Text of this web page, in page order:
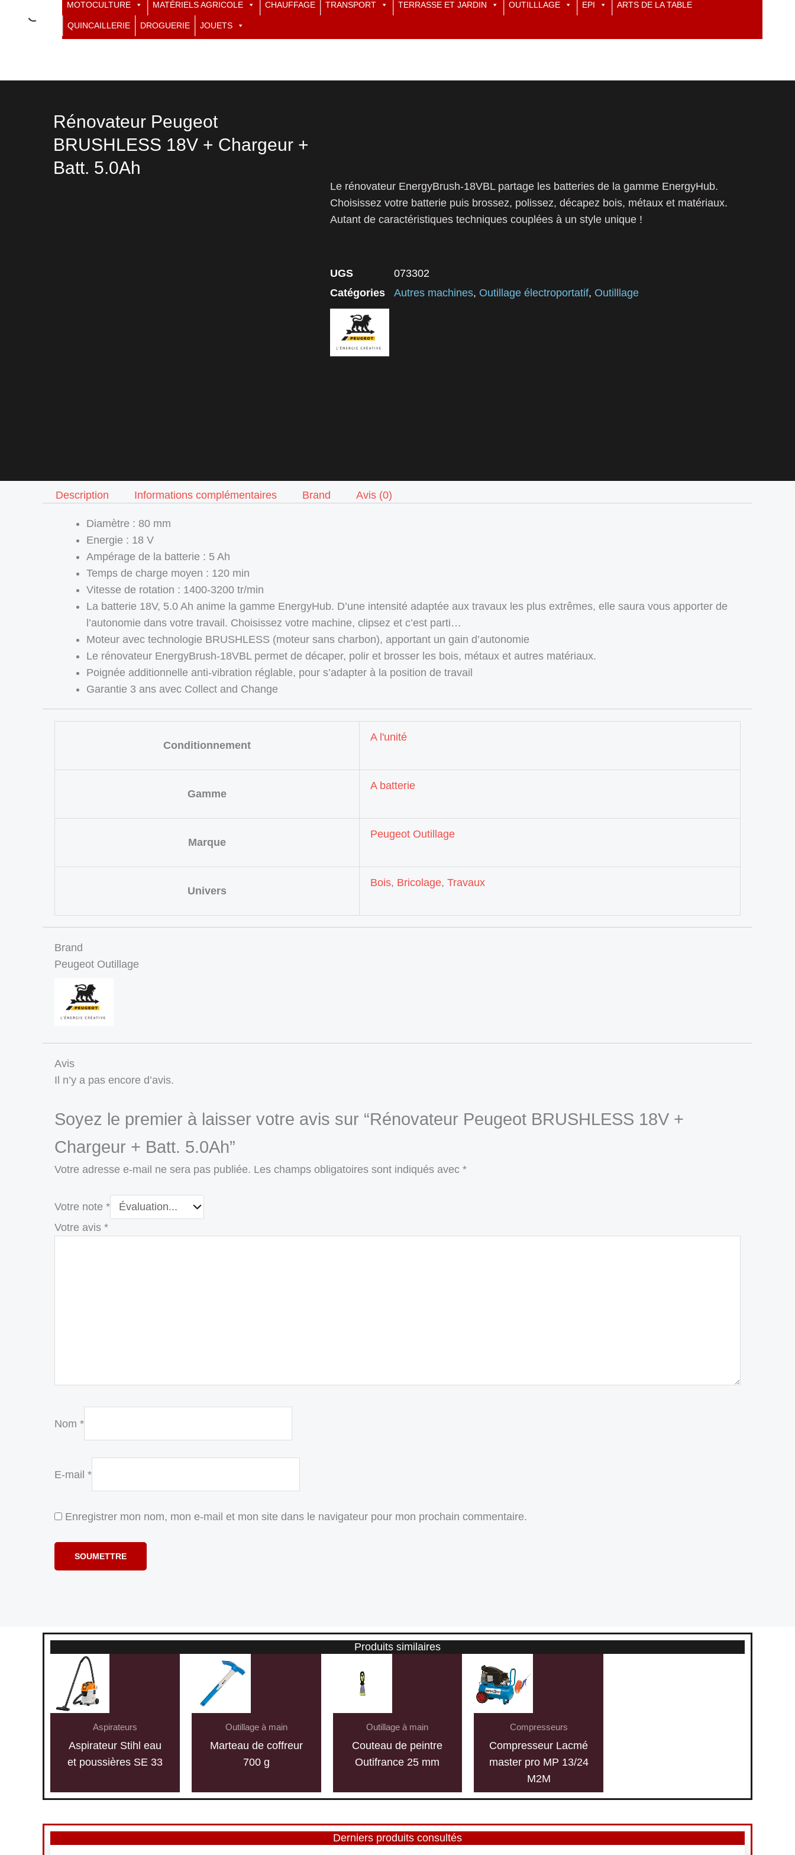
MOTOCULTURE MATÉRIELS AGRICOLE CHAUFFAGE TRANSPORT TERRASSE ET JARDIN OUTILLLAGE EPI ARTS DE LA TABLE
QUINCAILLERIE DROGUERIE JOUETS
Rénovateur Peugeot
BRUSHLESS 18V + Chargeur +
Batt. 5.0Ah
Le rénovateur EnergyBrush-18VBL partage les batteries de la gamme EnergyHub.
Choisissez votre batterie puis brossez, polissez, décapez bois, métaux et matériaux.
Autant de caractéristiques techniques couplées à un style unique !
UGS
073302
Catégories
Autres machines, Outillage électroportatif, Outilllage
Description Informations complémentaires Brand Avis (0)
Diamètre : 80 mm
Energie : 18 V
Ampérage de la batterie : 5 Ah
Temps de charge moyen : 120 min
Vitesse de rotation : 1400-3200 tr/min
La batterie 18V, 5.0 Ah anime la gamme EnergyHub. D’une intensité adaptée aux travaux les plus extrêmes, elle saura vous apporter de
l’autonomie dans votre travail. Choisissez votre machine, clipsez et c’est parti…
Moteur avec technologie BRUSHLESS (moteur sans charbon), apportant un gain d’autonomie
Le rénovateur EnergyBrush-18VBL permet de décaper, polir et brosser les bois, métaux et autres matériaux.
Poignée additionnelle anti-vibration réglable, pour s’adapter à la position de travail
Garantie 3 ans avec Collect and Change
Conditionnement
A l'unité
Gamme
A batterie
Marque
Peugeot Outillage
Univers
Bois, Bricolage, Travaux
Brand
Peugeot Outillage
Avis
Il n’y a pas encore d’avis.
Soyez le premier à laisser votre avis sur “Rénovateur Peugeot BRUSHLESS 18V +
Chargeur + Batt. 5.0Ah”
Votre adresse e-mail ne sera pas publiée. Les champs obligatoires sont indiqués avec *
Votre note *
Votre avis *
Nom *
E-mail *
Enregistrer mon nom, mon e-mail et mon site dans le navigateur pour mon prochain commentaire.
Produits similaires
Aspirateurs
Aspirateur Stihl eau
et poussières SE 33
Outillage à main
Marteau de coffreur
700 g
Outillage à main
Couteau de peintre
Outifrance 25 mm
Compresseurs
Compresseur Lacmé
master pro MP 13/24
M2M
Derniers produits consultés